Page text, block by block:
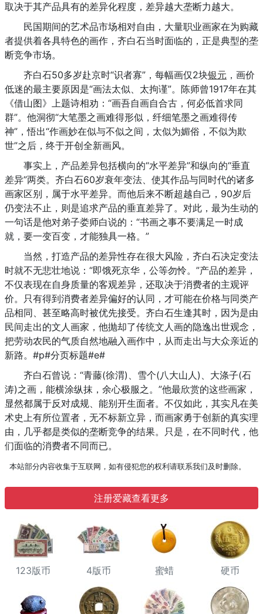
取决于其产品具有的差异化程度，差异越大垄断力越大。
民国期间的艺术品市场相对自由，大量职业画家在为购藏
者提供着各具特色的画作，齐白石当时面临的，正是典型的垄
断竞争市场。
齐白石50多岁赴京时“识者寡”，每幅画仅2块银元 ，画价
低迷的最主要原因是“画法太似、太拘谨”。陈师曾1917年在其
《借山图》上题诗相劝：“画吾自画自合古，何必低首求同
群”。他洞彻“大笔墨之画难得形似，纤细笔墨之画难得传
神”，悟出“作画妙在似与不似之间，太似为媚俗，不似为欺
世”之后，终于开创全新画风。
事实上，产品差异包括横向的“水平差异”和纵向的“垂直
差异”两类。齐白石60岁衰年变法、使其作品与同时代的诸多
画家区别，属于水平差异。而他后来不断超越自己，90岁后
仍变法不止，则是追求产品的垂直差异了。对此，最为生动的
一句话是他对弟子娄师白说的：“书画之事不要满足一时成
就，要一变百变，才能独具一格。”
当然，打造产品的差异性存在很大风险，齐白石决定变法
时就不无悲壮地说：“即饿死京华，公等勿怜。”产品的差异，
不仅表现在自身质量的客观差异，还取决于消费者的主观评
价。只有得到消费者差异偏好的认同，才可能在价格与同类产
品相同、甚至略高时被优先接受。齐白石生逢其时，因为是由
民间走出的文人画家，他抛却了传统文人画的隐逸出世观念，
把劳动农民的气质自然地融入画作中，从而走出与大众亲近的
新路。#p#分页标题#e#
齐白石曾说：“青藤(徐渭)、雪个(八大山人)、大涤子(石
涛)之画，能横涂纵抹，余心极服之。”他最欣赏的这些画家，
显然都属于反对成规、能别开生面者。不仅如此，其实凡在美
术史上有所位置者，无不标新立异，而画家勇于创新的真实理
由，几乎都是类似的垄断竞争的结果。只是，在不同时代，他
们面临的消费者不同而已。
本站部分内容收集于互联网，如有侵犯您的权利请联系我们及时删除。
注册爱藏查看更多
123版币 4版币 蜜蜡 硬币